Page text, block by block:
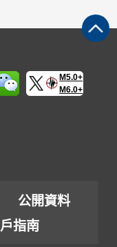
M5.0+
M6.0+
公開資料
指南